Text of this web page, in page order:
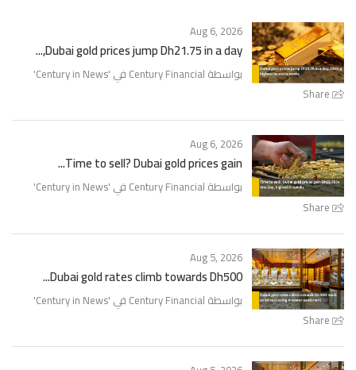
Share
Aug 6, 2026
Dubai gold prices jump Dh21.75 in a day,...
بواسطة Century Financial في ' Century in News
'
Share
Aug 6, 2026
Time to sell? Dubai gold prices gain...
بواسطة Century Financial في ' Century in News
'
Share
Aug 5, 2026
Dubai gold rates climb towards Dh500...
بواسطة Century Financial في ' Century in News
'